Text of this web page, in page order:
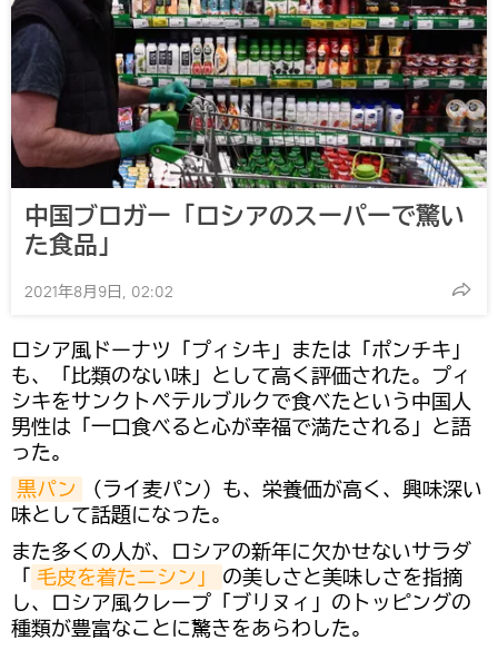
中国ブロガー「ロシアのスーパーで驚い
た食品」
2021年8月9日, 02:02
ロシア風ドーナツ「プィシキ」または「ポンチキ」
も、「比類のない味」として高く評価された。プィ
シキをサンクトペテルブルクで食べたという中国人
男性は「一口食べると心が幸福で満たされる」と語
った。
黒パン
（ライ麦パン）も、栄養価が高く、興味深い
味として話題になった。
また多くの人が、ロシアの新年に欠かせないサラダ
「 毛皮を着たニシン」
の美しさと美味しさを指摘
し、ロシア風クレープ「ブリヌィ」のトッピングの
種類が豊富なことに驚きをあらわした。